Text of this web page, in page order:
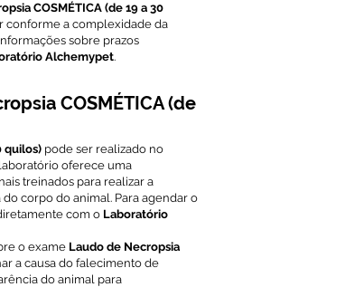
COSMÉTICA (de 19 a 30
conforme a complexidade da
sobre prazos
Alchemypet.
COSMÉTICA (de
quilos) pode ser realizado no
oferece uma
treinados para realizar a
corpo do animal. Para agendar o
com o Laboratório
o exame Laudo de Necropsia
a causa do falecimento de
do animal para